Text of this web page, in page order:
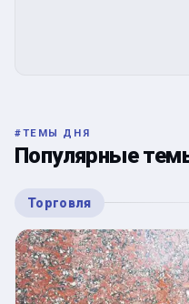
#ТЕМЫ ДНЯ
Популярные
Торговля